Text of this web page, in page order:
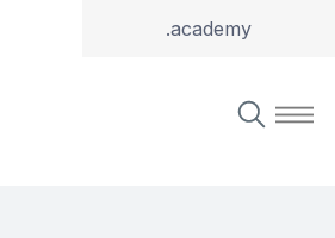
.academy